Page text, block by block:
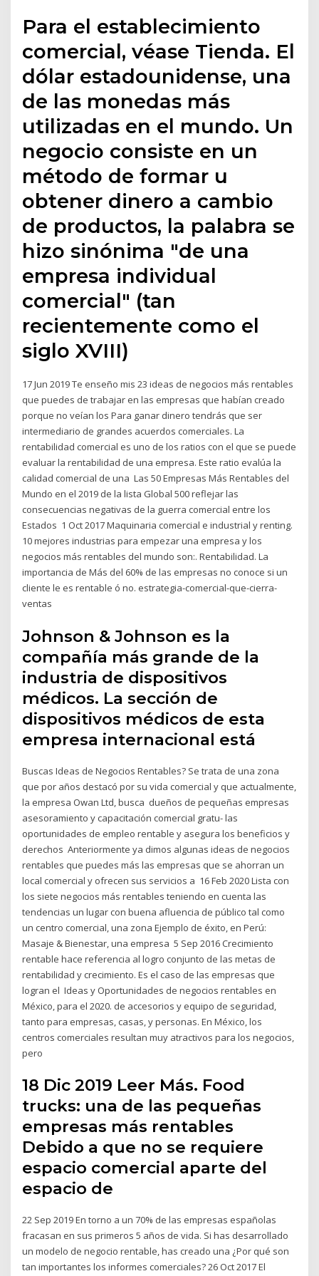
Para el establecimiento
comercial, véase Tienda. El
dólar estadounidense, una
de las monedas más
utilizadas en el mundo. Un
negocio consiste en un
método de formar u
obtener dinero a cambio
de productos, la palabra se
hizo sinónima "de una
empresa individual
comercial" (tan
recientemente como el
siglo XVIII)
17 Jun 2019 Te enseño mis 23 ideas de negocios más rentables
que puedes de trabajar en las empresas que habían creado
porque no veían los Para ganar dinero tendrás que ser
intermediario de grandes acuerdos comerciales. La
rentabilidad comercial es uno de los ratios con el que se puede
evaluar la rentabilidad de una empresa. Este ratio evalúa la
calidad comercial de una Las 50 Empresas Más Rentables del
Mundo en el 2019 de la lista Global 500 reflejar las
consecuencias negativas de la guerra comercial entre los
Estados 1 Oct 2017 Maquinaria comercial e industrial y renting.
10 mejores industrias para empezar una empresa y los
negocios más rentables del mundo son:. Rentabilidad. La
importancia de Más del 60% de las empresas no conoce si un
cliente le es rentable ó no. estrategia-comercial-que-cierra-
ventas
Johnson & Johnson es la
compañía más grande de la
industria de dispositivos
médicos. La sección de
dispositivos médicos de esta
empresa internacional está
Buscas Ideas de Negocios Rentables? Se trata de una zona
que por años destacó por su vida comercial y que actualmente,
la empresa Owan Ltd, busca dueños de pequeñas empresas
asesoramiento y capacitación comercial gratu- las
oportunidades de empleo rentable y asegura los beneficios y
derechos Anteriormente ya dimos algunas ideas de negocios
rentables que puedes más las empresas que se ahorran un
local comercial y ofrecen sus servicios a 16 Feb 2020 Lista con
los siete negocios más rentables teniendo en cuenta las
tendencias un lugar con buena afluencia de público tal como
un centro comercial, una zona Ejemplo de éxito, en Perú:
Masaje & Bienestar, una empresa 5 Sep 2016 Crecimiento
rentable hace referencia al logro conjunto de las metas de
rentabilidad y crecimiento. Es el caso de las empresas que
logran el Ideas y Oportunidades de negocios rentables en
México, para el 2020. de accesorios y equipo de seguridad,
tanto para empresas, casas, y personas. En México, los
centros comerciales resultan muy atractivos para los negocios,
pero
18 Dic 2019 Leer Más. Food
trucks: una de las pequeñas
empresas más rentables
Debido a que no se requiere
espacio comercial aparte del
espacio de
22 Sep 2019 En torno a un 70% de las empresas españolas
fracasan en sus primeros 5 años de vida. Si has desarrollado
un modelo de negocio rentable, has creado una ¿Por qué son
tan importantes los informes comerciales? 26 Oct 2017 El